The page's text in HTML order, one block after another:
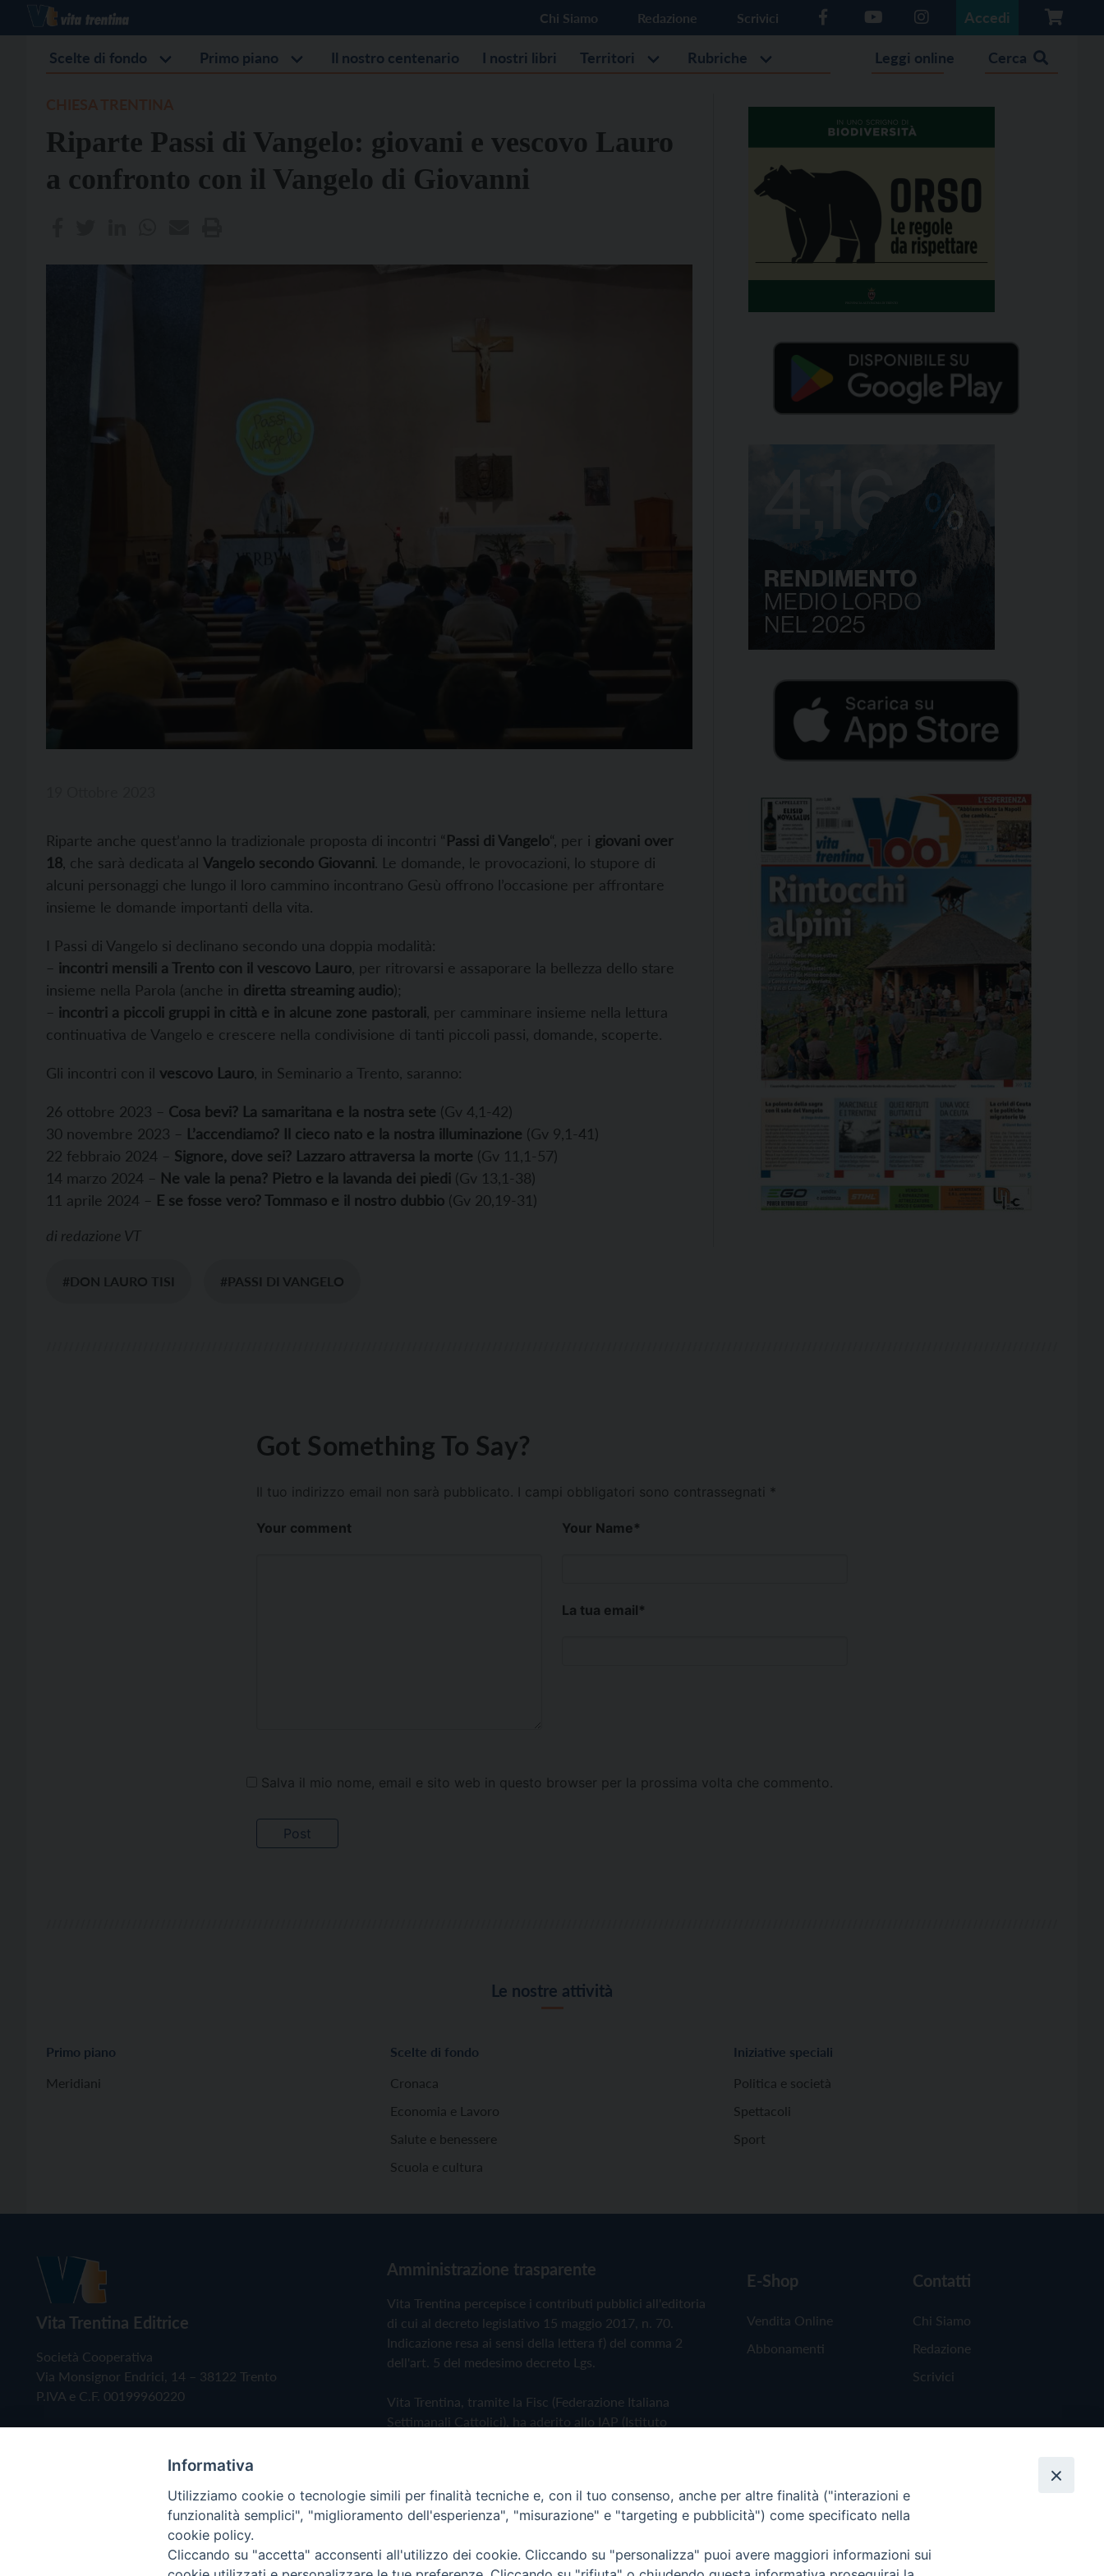
Chi Siamo Redazione Scrivici Accedi
Scelte di fondo Primo piano Il nostro centenario I nostri libri Territori Rubriche Leggi online Cerca
Riparte Passi di Vangelo: giovani e vescovo Lauro
a confronto con il Vangelo di Giovanni
Riparte anche quest’anno la tradizionale proposta di incontri “Passi di Vangelo“, per i giovani over
18, che sarà dedicata al Vangelo secondo Giovanni. Le domande, le provocazioni, lo stupore di
alcuni personaggi che lungo il loro cammino incontrano Gesù offrono l’occasione per affrontare
insieme le domande importanti della vita.
I Passi di Vangelo si declinano secondo una doppia modalità:
– incontri mensili a Trento con il vescovo Lauro, per ritrovarsi e assaporare la bellezza dello stare
insieme nella Parola (anche in diretta streaming audio);
– incontri a piccoli gruppi in città e in alcune zone pastorali, per camminare insieme nella lettura
continuativa de Vangelo e crescere nella condivisione di tanti piccoli passi, domande, scoperte.
Gli incontri con il vescovo Lauro, in Seminario a Trento, saranno:
26 ottobre 2023 – Cosa bevi? La samaritana e la nostra sete (Gv 4,1-42)
30 novembre 2023 – L’accendiamo? Il cieco nato e la nostra illuminazione (Gv 9,1-41)
22 febbraio 2024 – Signore, dove sei? Lazzaro attraversa la morte (Gv 11,1-57)
14 marzo 2024 – Ne vale la pena? Pietro e la lavanda dei piedi (Gv 13,1-38)
11 aprile 2024 – E se fosse vero? Tommaso e il nostro dubbio (Gv 20,19-31)
di redazione VT
#DON LAURO TISI #PASSI DI VANGELO
Got Something To Say?
Il tuo indirizzo email non sarà pubblicato. I campi obbligatori sono contrassegnati *
Your comment Your Name*
La tua email*
Salva il mio nome, email e sito web in questo browser per la prossima volta che commento.
Le nostre attività
Primo piano
Meridiani
Scelte di fondo
Cronaca
Economia e Lavoro
Salute e benessere
Scuola e cultura
Iniziative speciali
Politica e società
Spettacoli
Sport
Vita Trentina Editrice
Società Cooperativa
Via Monsignor Endrici, 14 – 38122 Trento
P.IVA e C.F. 00199960220
Amministrazione trasparente
Vita Trentina percepisce i contributi pubblici all'editoria
di cui al decreto legislativo 15 maggio 2017, n. 70.
Indicazione resa ai sensi della lettera f) del comma 2
dell'art. 5 del medesimo decreto Lgs.
Vita Trentina, tramite la Fisc (Federazione Italiana
Settimanali Cattolici), ha aderito allo IAP (Istituto
Privacy Policy Cookie Policy
E-Shop
Vendita Online
Abbonamenti
Contatti
Chi Siamo
Redazione
Scrivici
Copyright © 2019 - Tutti i diritti riservati - Vita Trentina Editrice
Informativa
Utilizziamo cookie o tecnologie simili per finalità tecniche e, con il tuo consenso, anche per altre finalità ("interazioni e
funzionalità semplici", "miglioramento dell'esperienza", "misurazione" e "targeting e pubblicità") come specificato nella
cookie policy.
Cliccando su "accetta" acconsenti all'utilizzo dei cookie. Cliccando su "personalizza" puoi avere maggiori informazioni sui